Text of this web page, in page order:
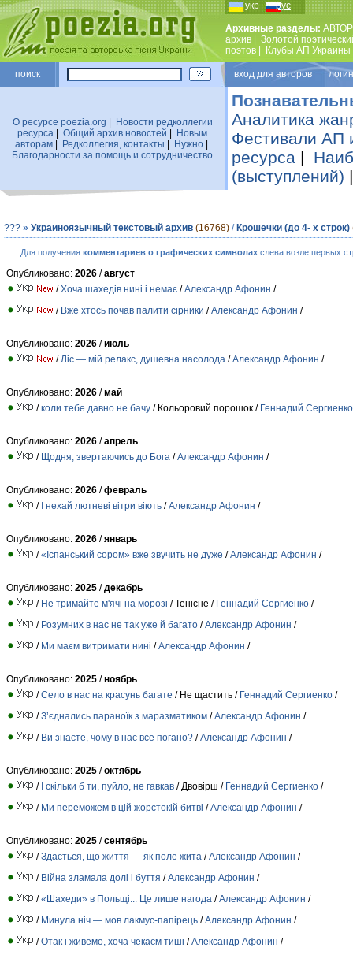
укр рус
Архивные разделы:
архив
Золотой
поэтов
Клубы АП Украины
поиск вход для авторов
О ресурсе poezia.org
Новости редколлегии
ресурса
Общий архив новостей
Новым
авторам| Редколлегия, контакты Нужно|
Благодарности за помощь и сотрудничество
Аналитика
Фестивали АП
ресурса |
(выступлений)
??? » Украиноязычный текстовый архив (16768) / Крошечки (до 4- х строк)
Для получения комментариев о графических символахслева возле первых
Опубликовано: 2026 /август
/Хоча шахедів нині і немає /Александр Афонин /
/ Вже хтось почав палити сірники /Александр Афонин /
Опубликовано: 2026 /июль
/ Ліс — мій релакс, душевна насолода /Александр Афонин /
Опубликовано: 2026 /май
/коли тебе давно не бачу / Кольоровий порошок / Геннадий Сергиенко
Опубликовано: 2026 /апрель
/ Щодня, звертаючись до Бога /Александр Афонин /
Опубликовано: 2026 /февраль
/ І нехай лютневі вітри віють /Александр Афонин /
Опубликовано: 2026 /январь
/«Іспанський сором» вже звучить не дуже /Александр Афонин /
Опубликовано: 2025 /декабрь
/ Не тримайте м'ячі на морозі / Тенісне / Геннадий Сергиенко /
/ Розумних в нас не так уже й багато /Александр Афонин /
/ Ми маєм витримати нині /Александр Афонин /
Опубликовано: 2025 /ноябрь
/Село в нас на красунь багате / Не щастить / Геннадий Сергиенко /
/З’єднались параноїк з маразматиком /Александр Афонин /
/ Ви знаєте, чому в нас все погано? /Александр Афонин /
Опубликовано: 2025 /октябрь
/ І скільки б ти, пуйло, не гавкав / Двовірш / Геннадий Сергиенко /
/ Ми переможем в цій жорстокій битві /Александр Афонин /
Опубликовано: 2025 /сентябрь
/Здається, що життя — як поле жита /Александр Афонин /
/ Війна зламала долі і буття /Александр Афонин /
/«Шахеди» в Польщі... Це лише нагода /Александр Афонин /
/ Минула ніч — мов лакмус-папірець /Александр Афонин /
/Отак і живемо, хоча чекаєм тиші /Александр Афонин /